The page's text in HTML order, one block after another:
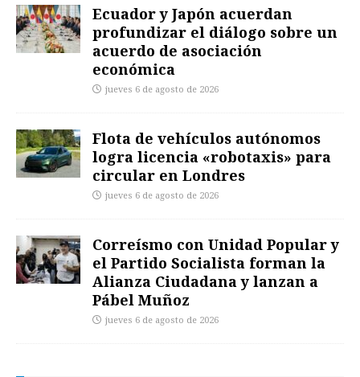
Ecuador y Japón acuerdan
profundizar el diálogo sobre un
acuerdo de asociación
económica
jueves 6 de agosto de 2026
Flota de vehículos autónomos
logra licencia «robotaxis» para
circular en Londres
jueves 6 de agosto de 2026
Correísmo con Unidad Popular y
el Partido Socialista forman la
Alianza Ciudadana y lanzan a
Pábel Muñoz
jueves 6 de agosto de 2026